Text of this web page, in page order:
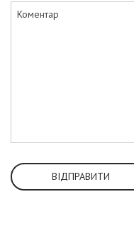
ВІДПРАВИТИ